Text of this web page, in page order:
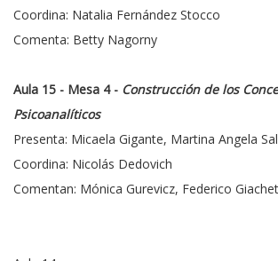
Coordina: Natalia Fernández Stocco
Comenta: Betty Nagorny
Aula 15 - Mesa 4 - Construcción de los
Psicoanalíticos
Presenta: Micaela Gigante, Martina Angela
Coordina: Nicolás Dedovich
Comentan: Mónica Gurevicz, Federico